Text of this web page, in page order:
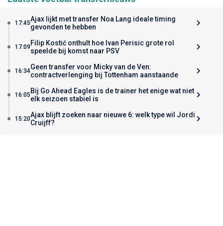
17:45Ajax lijkt met transfer Noa Lang ideale timing
gevonden te hebben
17:09 Filip Kostić onthult hoe Ivan Perisic grote rol
speelde bij komst naar PSV
16:34Geen transfer voor Micky van de Ven:
contractverlenging bij Tottenham aanstaande
16:05 Bij Go Ahead Eagles is de trainer het enige wat niet
elk seizoen stabiel is
15:20Ajax blijft zoeken naar nieuwe 6: welk type wil Jordi
Cruijff?